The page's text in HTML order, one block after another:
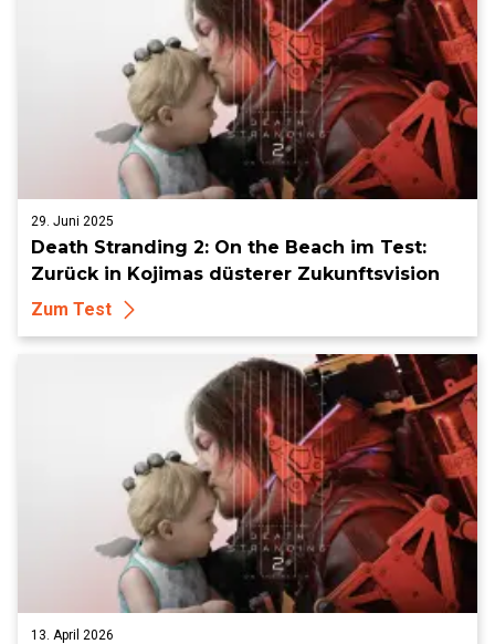
29. Juni 2025
Death Stranding 2: On the Beach im Test:
Zurück in Kojimas düsterer Zukunftsvision
Zum Test
13. April 2026